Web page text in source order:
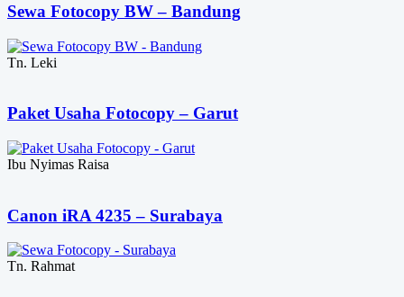
Sewa Fotocopy BW – Bandung
Tn. Leki
Paket Usaha Fotocopy – Garut
Ibu Nyimas Raisa
Canon iRA 4235 – Surabaya
Tn. Rahmat